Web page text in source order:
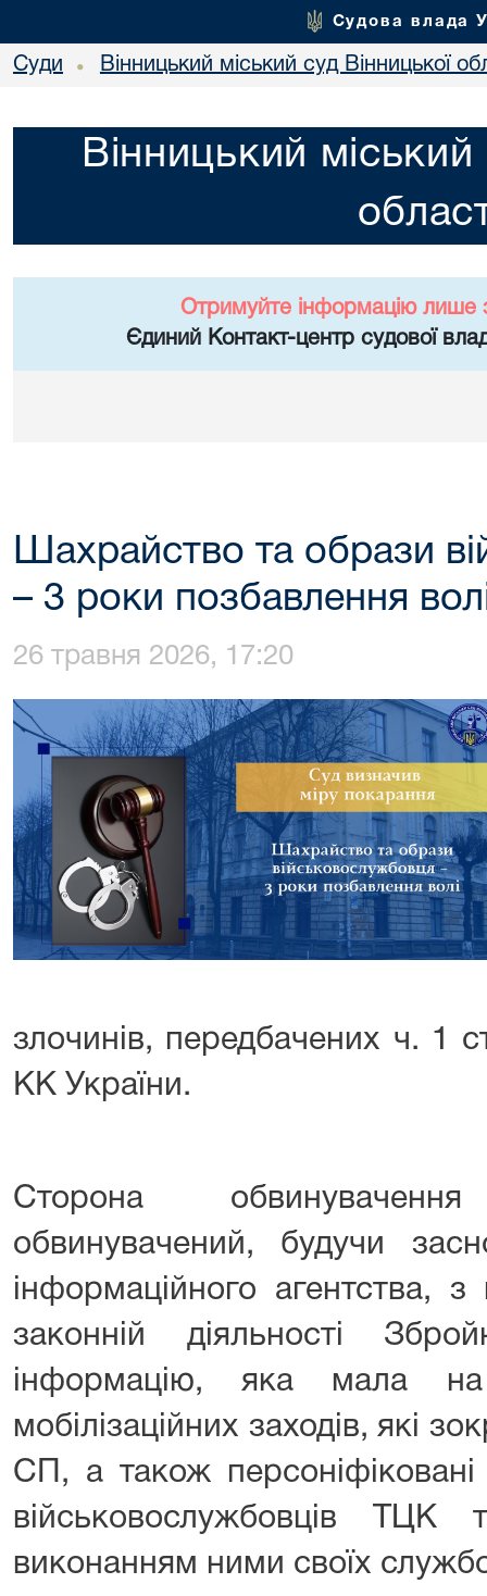
Судова влада
Суди • Вінницький міський суд Вінницької
Вінницький міський
Отримуйте інформацію лише
Єдиний Контакт-центр судової
Шахрайство та образи
– 3 роки позбавлення
26 травня 2026, 17:20
злочинів, передбачених ч. 1
КК України.
Сторона
обвинувачений, будучи
інформаційного агентства,
законній діяльності
інформацію, яка мала на
мобілізаційних заходів, які
СП, а також персоніфіковані
військовослужбовців
виконанням ними своїх